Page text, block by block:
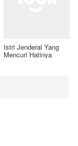
Istri Jenderal Yang
Mencuri Hatinya